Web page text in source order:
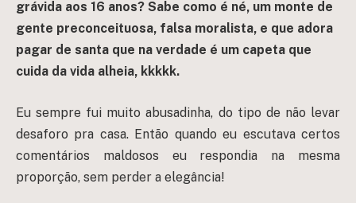
grávida aos 16 anos? Sabe como é né, um monte de
gente preconceituosa, falsa moralista, e que adora
pagar de santa que na verdade é um capeta que
cuida da vida alheia, kkkkk.
Eu sempre fui muito abusadinha, do tipo de não levar
desaforo pra casa. Então quando eu escutava certos
comentários maldosos eu respondia na mesma
proporção, sem perder a elegância!